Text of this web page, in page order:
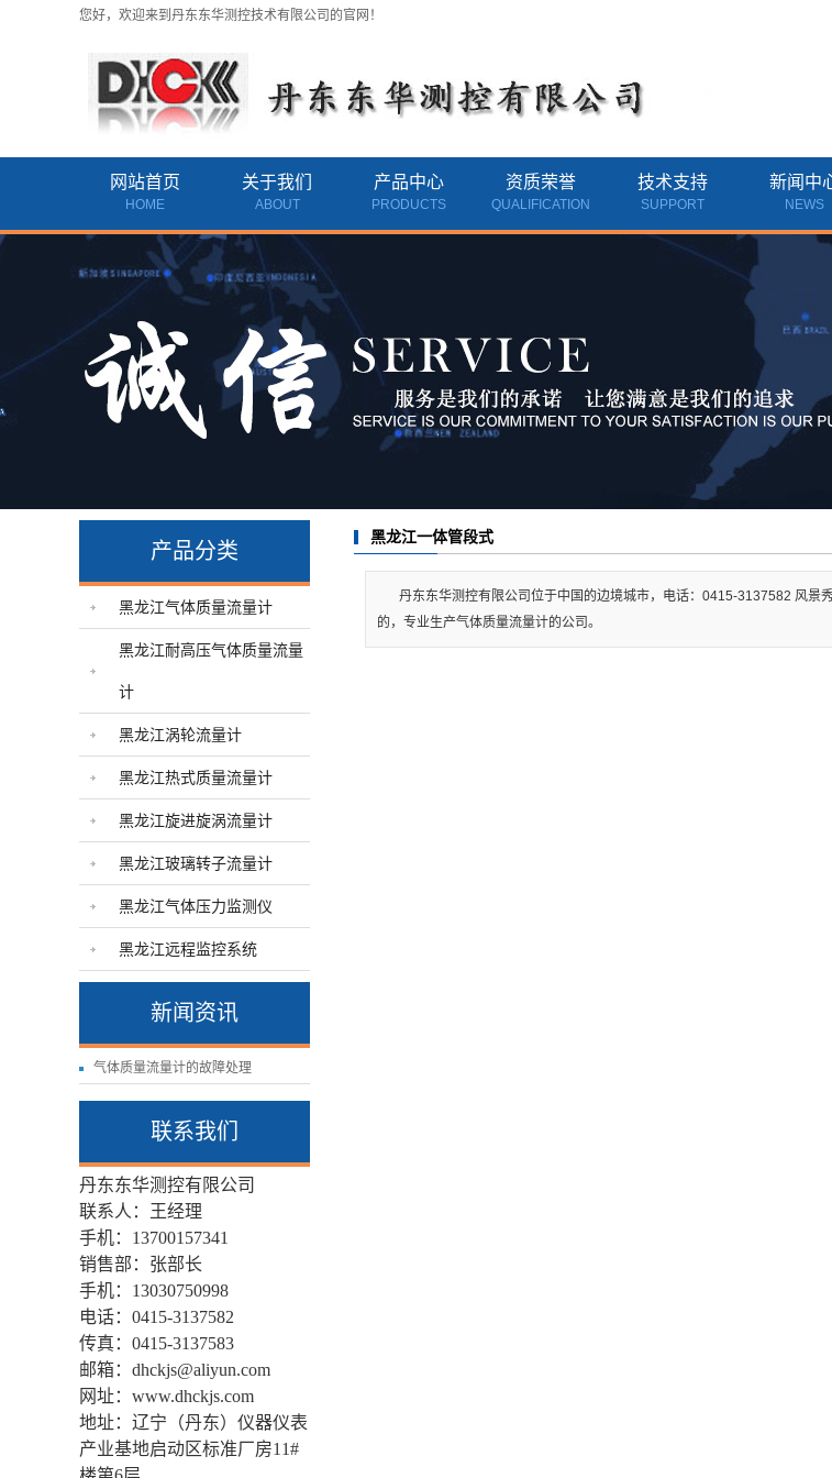
您好，欢迎来到丹东东华测控技术有限公司的官网！
网站首页
HOME
关于我们
ABOUT
公司简介
资质档案
联系我们
产品中心
PRODUCTS
黑龙江涡轮流量计
黑龙江旋进旋涡流量计
黑龙江气体压力监测仪
黑龙江远程监控系统
资质荣誉
QUALIFICATION
技术支持
SUPPORT
新闻中
NEWS
公司新
产品分类
黑龙江气体质量流量计
黑龙江耐高压气体质量流量
计
黑龙江涡轮流量计
黑龙江热式质量流量计
黑龙江旋进旋涡流量计
黑龙江玻璃转子流量计
黑龙江气体压力监测仪
黑龙江远程监控系统
新闻资讯
气体质量流量计的故障处理
联系我们
丹东东华测控有限公司
联系人：王经理
手机：13700157341
销售部：张部长
手机： 13030750998
电话：0415-3137582
传真：0415-3137583
邮箱：dhckjs@aliyun.com
网址：www.dhckjs.com
地址：辽宁（丹东）仪器仪表
产业基地启动区标准厂房11#
黑龙江一体管段式
丹东东华测控有限公司位于中国的边境城市，电话：0415-3137582 风景
的，专业生产气体质量流量计的公司。